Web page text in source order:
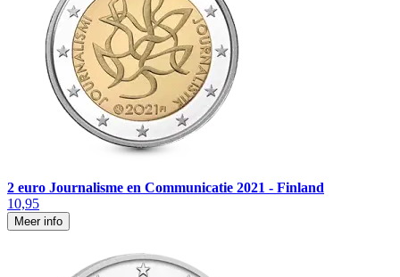
2 euro Journalisme en Communicatie 2021 - Finland
10,95
Meer info